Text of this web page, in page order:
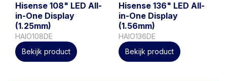
Hisense 108" LED All-
in-One Display
(1.25mm)
HAIO108DE
Bekijk product
Hisense 136" LED All-
in-One Display
(1.56mm)
HAIO136DE
Bekijk product